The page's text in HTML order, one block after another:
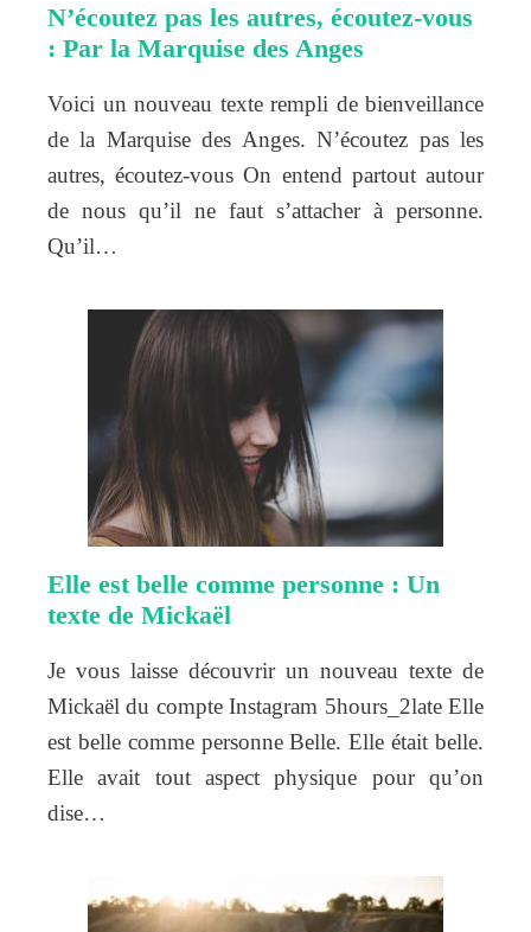
N’écoutez pas les autres, écoutez-vous
: Par la Marquise des Anges
Voici un nouveau texte rempli de bienveillance
de la Marquise des Anges. N’écoutez pas les
autres, écoutez-vous On entend partout autour
de nous qu’il ne faut s’attacher à personne.
Qu’il…
Elle est belle comme personne : Un
texte de Mickaël
Je vous laisse découvrir un nouveau texte de
Mickaël du compte Instagram 5hours_2late Elle
est belle comme personne Belle. Elle était belle.
Elle avait tout aspect physique pour qu’on
dise…